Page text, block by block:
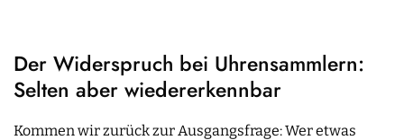
Der Widerspruch bei Uhrensammlern:
Selten aber wiedererkennbar
Kommen wir zurück zur Ausgangsfrage: Wer etwas